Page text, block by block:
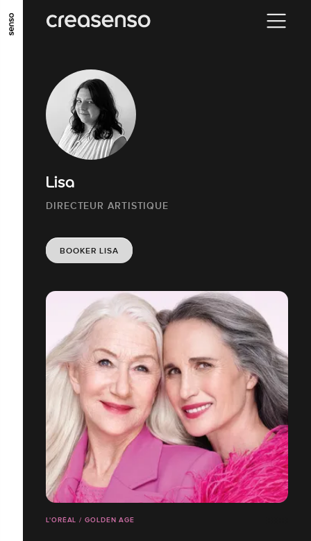
ALLER AU CONTENU PRINCIPAL
ALLER EN BAS DE PAGE
Lisa
DIRECTEUR ARTISTIQUE
BOOKER LISA
L'ORÉAL / GOLDEN AGE